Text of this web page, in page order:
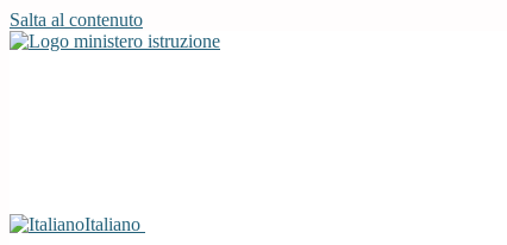
Salta al contenuto
Italiano